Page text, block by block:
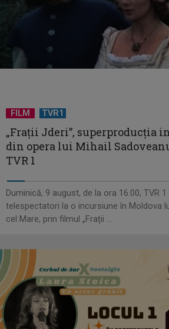
FILM TVR1
„Frații Jderi”, superproducția
din opera lui Mihail
TVR 1
Duminică, 9 august, de la ora 16.00, TVR
telespectatori la o incursiune în Moldova
cel Mare, prin filmul „Frații ...